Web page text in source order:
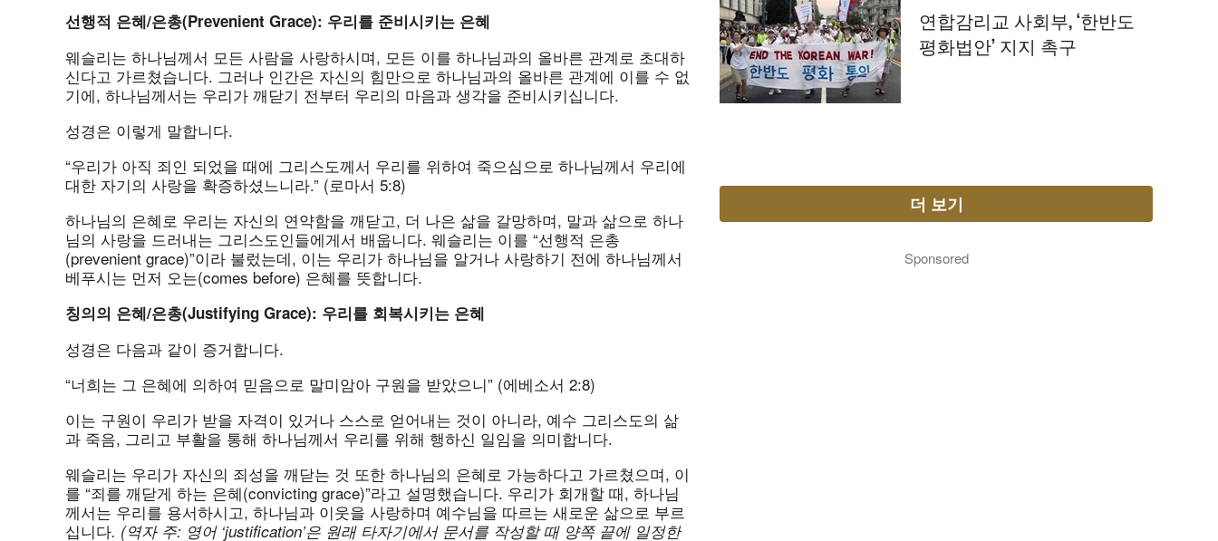
선행적 은혜/은총(Prevenient Grace): 우리를 준비시키는 은혜
웨슬리는 하나님께서 모든 사람을 사랑하시며, 모든 이를 하나님과의 올바른 관계로 초대하
신다고 가르쳤습니다. 그러나 인간은 자신의 힘만으로 하나님과의 올바른 관계에 이를 수 없
기에, 하나님께서는 우리가 깨닫기 전부터 우리의 마음과 생각을 준비시키십니다.
성경은 이렇게 말합니다.
“우리가 아직 죄인 되었을 때에 그리스도께서 우리를 위하여 죽으심으로 하나님께서 우리에
대한 자기의 사랑을 확증하셨느니라.” (로마서 5:8)
하나님의 은혜로 우리는 자신의 연약함을 깨닫고, 더 나은 삶을 갈망하며, 말과 삶으로 하나
님의 사랑을 드러내는 그리스도인들에게서 배웁니다. 웨슬리는 이를 “선행적 은총
(prevenient grace)”이라 불렀는데, 이는 우리가 하나님을 알거나 사랑하기 전에 하나님께서
베푸시는 먼저 오는(comes before) 은혜를 뜻합니다.
칭의의 은혜/은총(Justifying Grace): 우리를 회복시키는 은혜
성경은 다음과 같이 증거합니다.
“너희는 그 은혜에 의하여 믿음으로 말미암아 구원을 받았으니” (에베소서 2:8)
이는 구원이 우리가 받을 자격이 있거나 스스로 얻어내는 것이 아니라, 예수 그리스도의 삶
과 죽음, 그리고 부활을 통해 하나님께서 우리를 위해 행하신 일임을 의미합니다.
웨슬리는 우리가 자신의 죄성을 깨닫는 것 또한 하나님의 은혜로 가능하다고 가르쳤으며, 이
를 “죄를 깨닫게 하는 은혜(convicting grace)”라고 설명했습니다. 우리가 회개할 때, 하나님
께서는 우리를 용서하시고, 하나님과 이웃을 사랑하며 예수님을 따르는 새로운 삶으로 부르
십니다. (역자 주: 영어 ‘justification’은 원래 타자기에서 문서를 작성할때 양쪽 끝에 일정한
연합감리교 사회부, ‘한반도
평화법안’ 지지 촉구
더 보기
Sponsored